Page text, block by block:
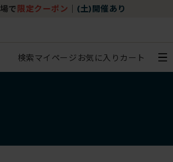
で 限定クーポン (土)開催あり
検索マイページ お気に入り カート